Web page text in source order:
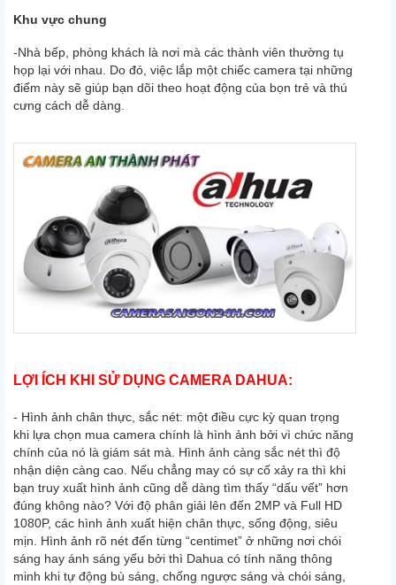
Khu vực chung
-Nhà bếp, phòng khách là nơi mà các thành viên thường tụ
họp lại với nhau. Do đó, việc lắp một chiếc camera tại những
điểm này sẽ giúp bạn dõi theo hoạt động của bọn trẻ và thú
cưng cách dễ dàng.
LỢI ÍCH KHI SỬ DỤNG CAMERA DAHUA:
- Hình ảnh chân thực, sắc nét: một điều cực kỳ quan trọng
khi lựa chọn mua camera chính là hình ảnh bởi vì chức năng
chính của nó là giám sát mà. Hình ảnh càng sắc nét thì độ
nhận diện càng cao. Nếu chẳng may có sự cố xảy ra thì khi
bạn truy xuất hình ảnh cũng dễ dàng tìm thấy “dấu vết” hơn
đúng không nào? Với độ phân giải lên đến 2MP và Full HD
1080P, các hình ảnh xuất hiện chân thực, sống động, siêu
mịn. Hình ảnh rõ nét đến từng “centimet” ở những nơi chói
sáng hay ánh sáng yếu bởi thì Dahua có tính năng thông
minh khi tự động bù sáng, chống ngược sáng và chói sáng,